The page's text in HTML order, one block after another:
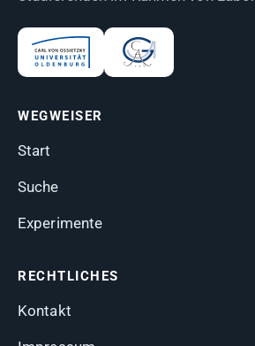
WEGWEISER
Start
Suche
Experimente
RECHTLICHES
Kontakt